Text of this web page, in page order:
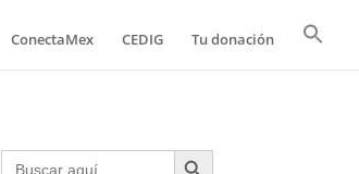
ConectaMex CEDIG Tu donación
Buscar: Botón de búsqueda